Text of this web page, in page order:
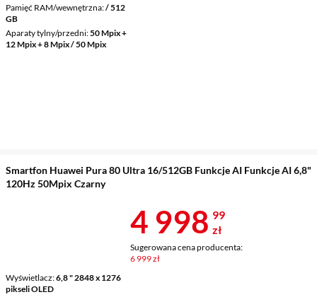
Pamięć RAM/wewnętrzna / 512
GB
Aparaty tylny/przedni 50 Mpix +
12 Mpix + 8 Mpix / 50 Mpix
Smartfon Huawei Pura 80 Ultra 16/512GB Funkcje AI Funkcje AI 6,8"
120Hz 50Mpix Czarny
Wyświetlacz 6,8 " 2848 x 1276
pikseli OLED
Cena 4
4 998 99
zł
Sugerowana cena producenta:
6 999 zł